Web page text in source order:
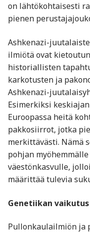
on lähtökohtaisesti
pienen
Ashkenazi-
ilmiötä ovat
historiallisten
karkotusten ja
Ashkenazi-
Esimerkiksi
Euroopassa heitä
pakkosiirrot, jotka
merkittävästi. Nämä
pohjan
väestönkasvulle,
määrittää tulevia
Genetiikan
Pullonkaulailmiön ja